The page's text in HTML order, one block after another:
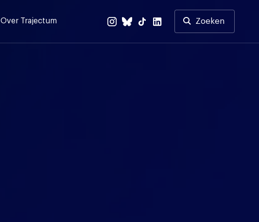
Over Trajectum Zoeken